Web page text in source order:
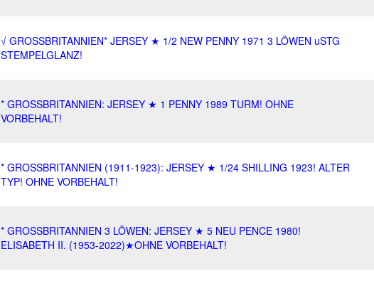
√ GROSSBRITANNIEN* JERSEY ★ 1/2 NEW PENNY 1971 3 LÖWEN uSTG
STEMPELGLANZ!
* GROSSBRITANNIEN: JERSEY ★ 1 PENNY 1989 TURM! OHNE
VORBEHALT!
* GROSSBRITANNIEN (1911-1923): JERSEY ★ 1/24 SHILLING 1923! ALTER
TYP! OHNE VORBEHALT!
* GROSSBRITANNIEN 3 LÖWEN: JERSEY ★ 5 NEU PENCE 1980!
ELISABETH II. (1953-2022)★OHNE VORBEHALT!